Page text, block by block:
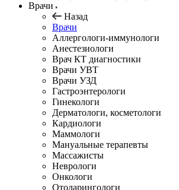
Врачи
Назад
Врачи
Аллергологи-иммунологи
Анестезиологи
Врач КТ диагностики
Врачи УВТ
Врачи УЗД
Гастроэнтерологи
Гинекологи
Дерматологи, косметологи
Кардиологи
Маммологи
Мануальные терапевты
Массажисты
Неврологи
Онкологи
Отоларингологи